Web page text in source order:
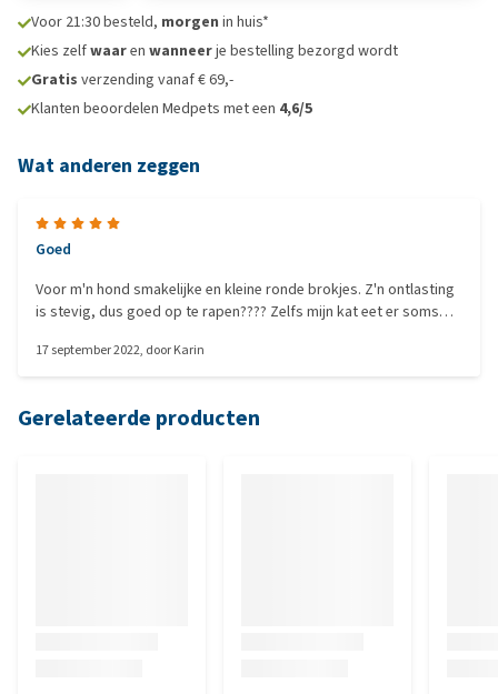
Voor 21:30 besteld, morgen in huis*
Kies zelfwaaren wanneerje bestelling bezorgd wordt
Gratis verzending vanaf € 69,-
Klanten beoordelen Medpets met een 4,6/5
Wat anderen zeggen
Goed
Voor m'n hond smakelijke en kleine ronde brokjes. Z'n ontlasting
is stevig, dus goed op te rapen???? Zelfs mijn kat eet er soms
17 september 2022, doorKarin
Gerelateerde producten